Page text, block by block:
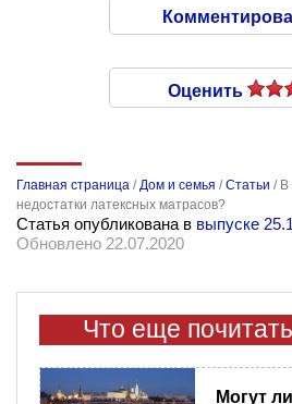
Оценить
Главная страница /Дом и семья /Статьи / В
недостатки латексных матрасов?
Статья опубликована в выпуске
Обновлено 22.07.2020
Что еще
Могут